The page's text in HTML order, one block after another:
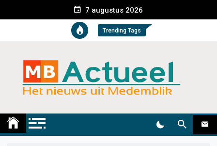
e
t
7 augustus 2026
Trending Tags
Medemblik Actueel